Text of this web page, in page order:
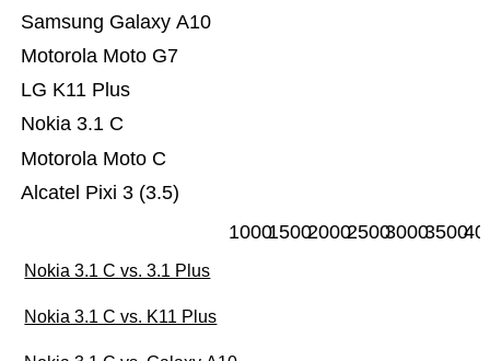
Alcatel Pixi 3 (3.5)
Motorola Moto C
Nokia 3.1 C
LG K11 Plus
Motorola Moto G7
Samsung Galaxy A10
100015002000250030003500
Nokia 3.1 C vs. 3.1 Plus
Nokia 3.1 C vs. K11 Plus